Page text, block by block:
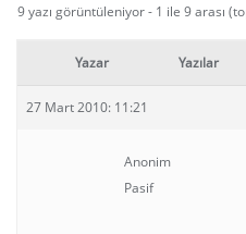
9 yazı görüntüleniyor - 1 ile 9 arası
Yazar Yazılar
27 Mart 2010: 11:21
Anonim
Pasif